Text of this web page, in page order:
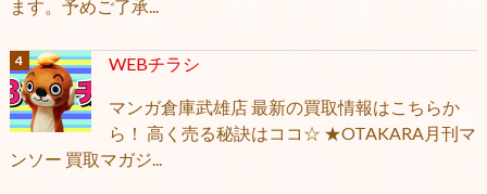
ます。予めご了承...
WEBチラシ
マンガ倉庫武雄店 最新の買取情報はこちらか
ら！ 高く売る秘訣はココ☆ ★OTAKARA月刊マ
ンソー 買取マガジ...